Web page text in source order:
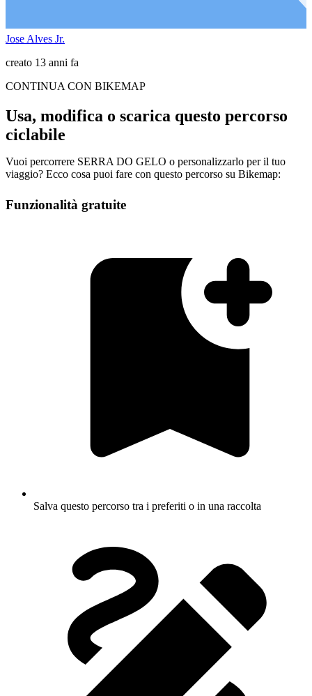
Jose Alves Jr.
creato 13 anni fa
CONTINUA CON BIKEMAP
Usa, modifica o scarica questo percorso
ciclabile
Vuoi percorrere SERRA DO GELO o personalizzarlo per il tuo
viaggio? Ecco cosa puoi fare con questo percorso su Bikemap:
Funzionalità gratuite
Salva questo percorso tra i preferiti o in una raccolta